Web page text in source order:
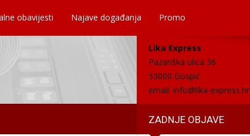
obavijesti Najave događanja Promo
Lika Express
Pazariška ulica 36
53000 Gospić
email: info@lika-express.hr
ZADNJE OBJAVE